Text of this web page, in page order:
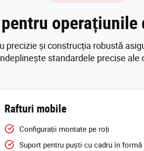
operațiunile
precizie și construcția robustă
standardele precise ale
Rafturi mobile
Configurații montate pe roți
Suport pentru puști cu cadru în formă